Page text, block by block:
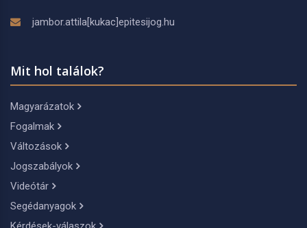
jambor.attila[kukac]epitesijog.hu
Mit hol találok?
Magyarázatok
Fogalmak
Változások
Jogszabályok
Videótár
Segédanyagok